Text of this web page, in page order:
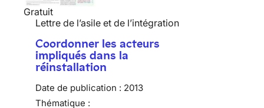
Gratuit
Lettre de l’asile et de l’intégration
Coordonner les acteurs
impliqués dans la
réinstallation
Date de publication : 2013
Thématique :